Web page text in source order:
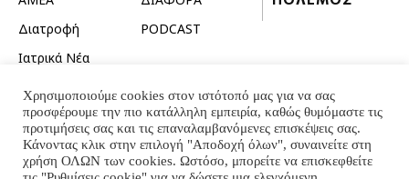
Διατροφή
Ιατρικά Νέα
Κατοικίδια
Ομορφιά
Σεξουαλική ζωή
Ψυχολογία
PODCAST
Χρησιμοποιούμε cookies στον ιστότοπό μας για να σας
προσφέρουμε την πιο κατάλληλη εμπειρία, καθώς θυμόμαστε τις
προτιμήσεις σας και τις επαναλαμβανόμενες επισκέψεις σας.
Κάνοντας κλικ στην επιλογή "Αποδοχή όλων", συναινείτε στη
χρήση ΟΛΩΝ των cookies. Ωστόσο, μπορείτε να επισκεφθείτε